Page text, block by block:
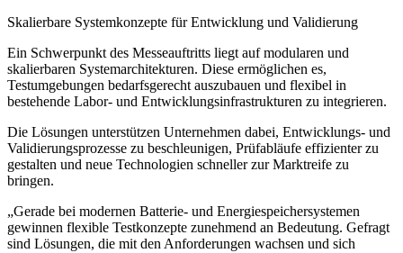
Skalierbare Systemkonzepte für Entwicklung und Validierung
Ein Schwerpunkt des Messeauftritts liegt auf modularen und
skalierbaren Systemarchitekturen. Diese ermöglichen es,
Testumgebungen bedarfsgerecht auszubauen und flexibel in
bestehende Labor- und Entwicklungsinfrastrukturen zu integrieren.
Die Lösungen unterstützen Unternehmen dabei, Entwicklungs- und
Validierungsprozesse zu beschleunigen, Prüfabläufe effizienter zu
gestalten und neue Technologien schneller zur Marktreife zu
bringen.
„Gerade bei modernen Batterie- und Energiespeichersystemen
gewinnen flexible Testkonzepte zunehmend an Bedeutung. Gefragt
sind Lösungen, die mit den Anforderungen wachsen und sich